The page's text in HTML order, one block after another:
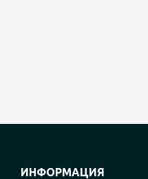
ИНФОРМАЦИЯ